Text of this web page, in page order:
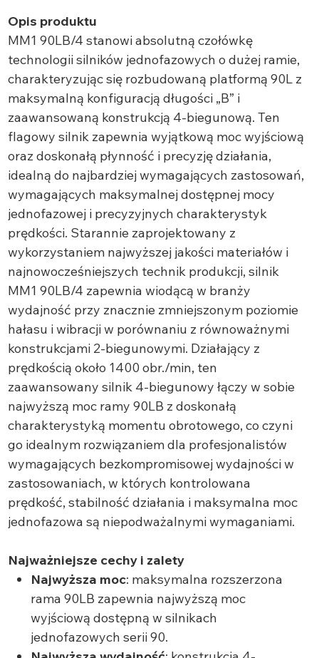
Opis produktu
MM1 90LB/4 stanowi absolutną czołówkę
technologii silników jednofazowych o dużej ramie,
charakteryzując się rozbudowaną platformą 90L z
maksymalną konfiguracją długości „B” i
zaawansowaną konstrukcją 4-biegunową. Ten
flagowy silnik zapewnia wyjątkową moc wyjściową
oraz doskonałą płynność i precyzję działania,
idealną do najbardziej wymagających zastosowań,
wymagających maksymalnej dostępnej mocy
jednofazowej i precyzyjnych charakterystyk
prędkości. Starannie zaprojektowany z
wykorzystaniem najwyższej jakości materiałów i
najnowocześniejszych technik produkcji, silnik
MM1 90LB/4 zapewnia wiodącą w branży
wydajność przy znacznie zmniejszonym poziomie
hałasu i wibracji w porównaniu z równoważnymi
konstrukcjami 2-biegunowymi. Działający z
prędkością około 1400 obr./min, ten
zaawansowany silnik 4-biegunowy łączy w sobie
najwyższą moc ramy 90LB z doskonałą
charakterystyką momentu obrotowego, co czyni
go idealnym rozwiązaniem dla profesjonalistów
wymagających bezkompromisowej wydajności w
zastosowaniach, w których kontrolowana
prędkość, stabilność działania i maksymalna moc
jednofazowa są niepodważalnymi wymaganiami.
Najważniejsze cechy i zalety
Najwyższa moc: maksymalna rozszerzona
rama 90LB zapewnia najwyższą moc
wyjściową dostępną w silnikach
jednofazowych serii 90.